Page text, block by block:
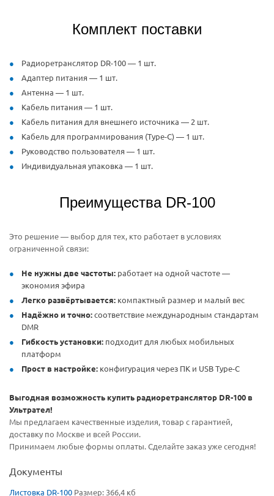
Комплект поставки
Радиоретранслятор DR-100 — 1 шт.
Адаптер питания — 1 шт.
Антенна — 1 шт.
Кабель питания — 1 шт.
Кабель питания для внешнего источника — 2 шт.
Кабель для программирования (Type-C) — 1 шт.
Руководство пользователя — 1 шт.
Индивидуальная упаковка — 1 шт.
Преимущества DR-100
Это решение — выбор для тех, кто работает в условиях
ограниченной связи:
Не нужны две частоты: работает на одной частоте —
экономия эфира
Легко развёртывается: компактный размер и малый вес
Надёжно и точно:соответствие международным стандартам
DMR
Гибкость установки: подходит для любых мобильных
платформ
Прост в настройке: конфигурация через ПК и USB Type-C
Выгодная возможность купить радиоретранслятор DR-100 в
Ультрател!
Мы предлагаем качественные изделия, товар с гарантией,
доставку по Москве и всей России.
Принимаем любые формы оплаты. Сделайте заказ уже сегодня!
Документы
Листовка DR-100 Размер: 366,4 кб